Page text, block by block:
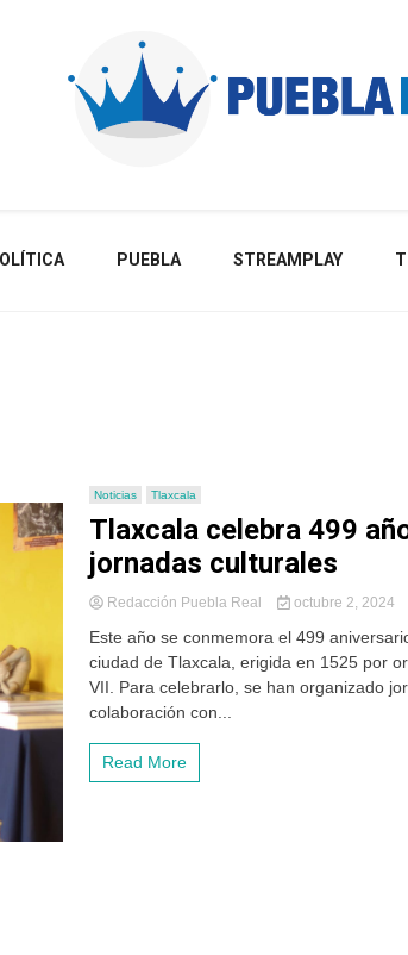
PUEBLA STREAMPLAY
Noticias Tlaxcala
Tlaxcala celebra 499
jornadas culturales
Redacción Puebla Real octubre 2, 2024
Este año se conmemora el 499
ciudad de Tlaxcala, erigida en 1525 por
VII. Para celebrarlo, se han organizado
colaboración con...
Read More